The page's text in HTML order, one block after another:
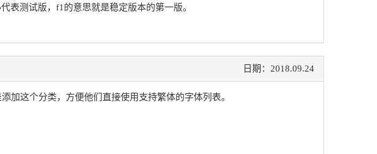
表测试版，f1的意思就是稳定版本的第一版。
日期：2018.09.24
加这个分类，方便他们直接使用支持繁体的字体列表。